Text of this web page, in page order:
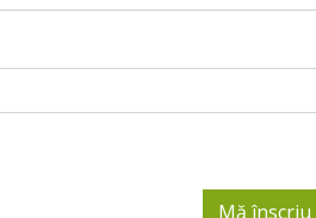
Mă înscriu